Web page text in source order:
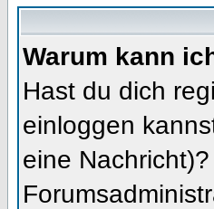
Warum kann
Hast du dich
einloggen
eine